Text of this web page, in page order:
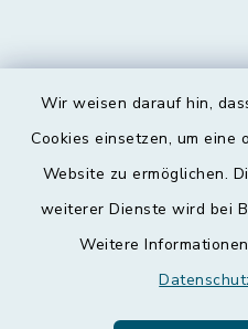
Wir weisen darauf hin,
Cookies einsetzen, um
Website zu ermöglichen.
weiterer Dienste wird bei
Weitere